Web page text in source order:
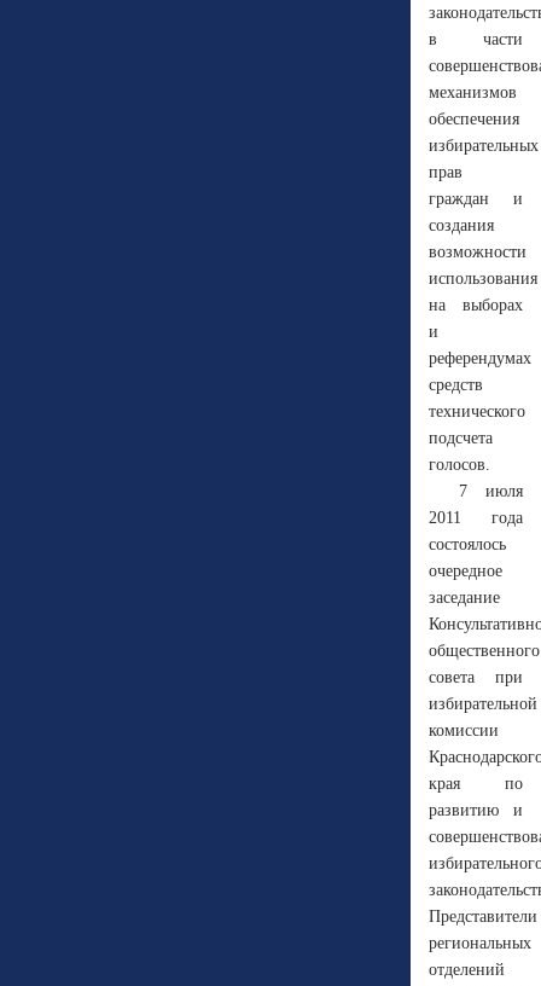
в части
механизмов
обеспечения
избирательных
прав
граждан и
создания
возможности
использования
на выборах
и
референдумах
средств
технического
подсчета
голосов.
7 июля
2011 года
состоялось
очередное
заседание
общественного
совета при
избирательной
комиссии
края по
развитию и
Представители
региональных
отделений